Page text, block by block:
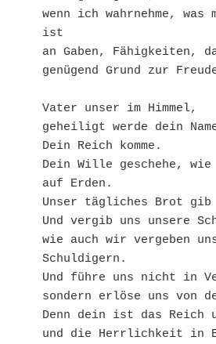
wenn ich wahrnehme, was
ist
an Gaben, Fähigkeiten,
genügend Grund zur
Vater unser im Himmel,
geheiligt werde dein
Dein Reich komme.
Dein Wille geschehe, wie
auf Erden.
Unser tägliches Brot gib
Und vergib uns unsere
wie auch wir vergeben
Schuldigern.
Und führe uns nicht in
sondern erlöse uns von
Denn dein ist das Reich
und die Herrlichkeit in